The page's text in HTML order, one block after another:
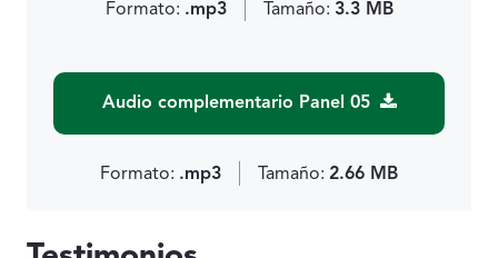
Formato: .mp3 Tamaño: 3.3 MB
Audio complementario Panel 05
Formato: .mp3 Tamaño: 2.66 MB